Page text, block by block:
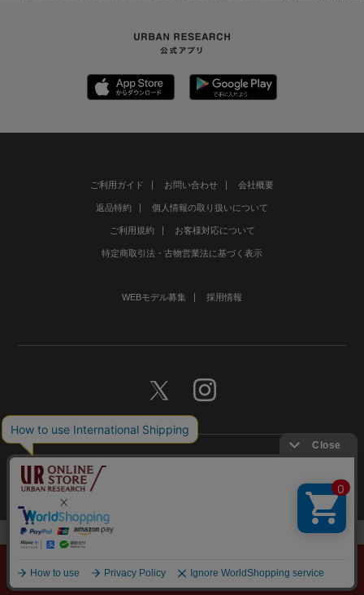
ご利用ガイド お問い合わせ 会社概要
返品特約 個人情報の取り扱いについて
ご利用規約 お客様対応について
特定商取引法・古物営業法に基づく表示
WEBモデル募集 採用情報
©URBAN RESEARCH Co., Ltd.All rights Reserved.